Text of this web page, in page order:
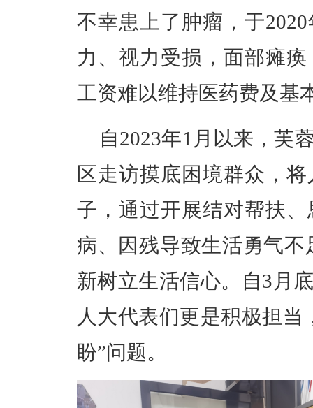
不幸患上了肿瘤，于
力、视力受损，面部瘫
工资难以维持医药费及基
自2023年1月以来，芙
区走访摸底困境群众，
子，通过开展结对帮扶
病、因残导致生活勇气
新树立生活信心。自3月
人大代表们更是积极担
盼”问题。